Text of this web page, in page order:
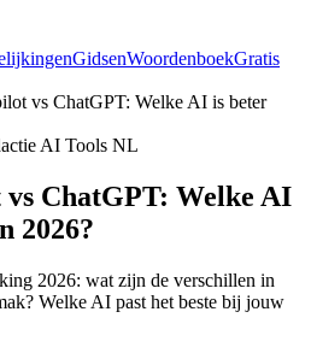
GidsenWoordenboekGratis
vs ChatGPT: Welke AI is beter
AI Tools NL
ChatGPT: Welke AI
2026?
2026: wat zijn de verschillen in
Welke AI past het beste bij jouw